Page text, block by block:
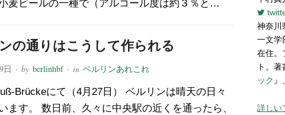
麦ビールの一種で（アルコール度は約３％と…
の通りはこうして作られる
日 · by berlinhbf· in ベルリンあれこれ
Brückeにて（4月27日） ベルリンは晴天の日々
ます。 数日前、久々に中央駅の近くを通ったら、
神奈川
一文学
在住。
ト。著
ック 』
詳しい